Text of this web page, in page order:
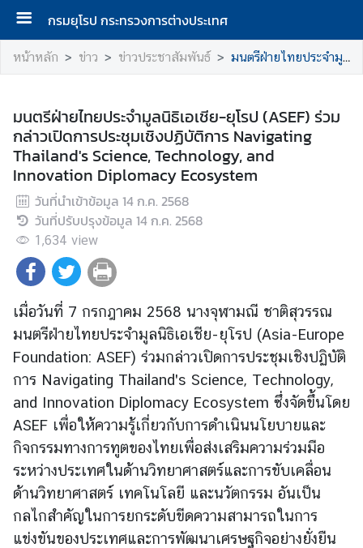
กรมยุโรป กระทรวงการต่างประเทศ
ห
แ
ร
ก
ก
ร
ม
ยุ
โ
ร
ป
ก
า
ร
ป
ฏิ
บั
ติ
ง
า
น
หน้าหลัก ข่าว ข่าวประชาสัมพันธ์ มนตรีฝ่ายไทยประจำมูลนิธิเอเชีย-ยุโรป (ASEF) ร่วมกล่าวเปิดการประชุมเชิงปฏิบัติการ Navigating Thailand's Science, Technology, and Innovation Diplomacy Ecosystem
มนตรีฝ่ายไทยประจำมูลนิธิเอเชีย-ยุโรป (ASEF) ร่วม
กล่าวเปิดการประชุมเชิงปฏิบัติการ Navigating
Thailand's Science, Technology, and
Innovation Diplomacy Ecosystem
วันที่นำเข้าข้อมูล 14 ก.ค. 2568
วันที่ปรับปรุงข้อมูล 14 ก.ค. 2568
1,634 view
เมื่อวันที่ 7 กรกฎาคม 2568 นางจุฬามณี ชาติสุวรรณ
มนตรีฝ่ายไทยประจำมูลนิธิเอเชีย-ยุโรป (Asia-Europe
Foundation: ASEF) ร่วมกล่าวเปิดการประชุมเชิงปฏิบัติ
การ Navigating Thailand's Science, Technology,
and Innovation Diplomacy Ecosystem ซึ่งจัดขึ้นโดย
ASEF เพื่อให้ความรู้เกี่ยวกับการดำเนินนโยบายและ
กิจกรรมทางการทูตของไทยเพื่อส่งเสริมความร่วมมือ
ระหว่างประเทศในด้านวิทยาศาสตร์และการขับเคลื่อน
ด้านวิทยาศาสตร์ เทคโนโลยี และนวัตกรรม อันเป็น
กลไกสำคัญในการยกระดับขีดความสามารถในการ
แข่งขันของประเทศและการพัฒนาเศรษฐกิจอย่างยั่งยืน